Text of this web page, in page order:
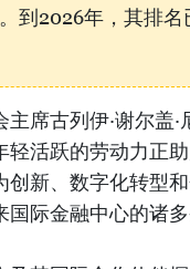
到2026年，其排
席古列伊·谢尔盖
活跃的劳动力正
新、数字化转型
际金融中心的诸多